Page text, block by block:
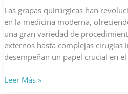
Las grapas quirúrgicas han
en la medicina moderna,
una gran variedad de
externos hasta complejas cirugías
desempeñan un papel crucial en
Guía
Leer Más »